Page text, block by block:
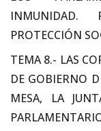
INMUNIDAD.
PROTECCIÓN
TEMA 8.- LAS
DE GOBIERNO
MESA, LA